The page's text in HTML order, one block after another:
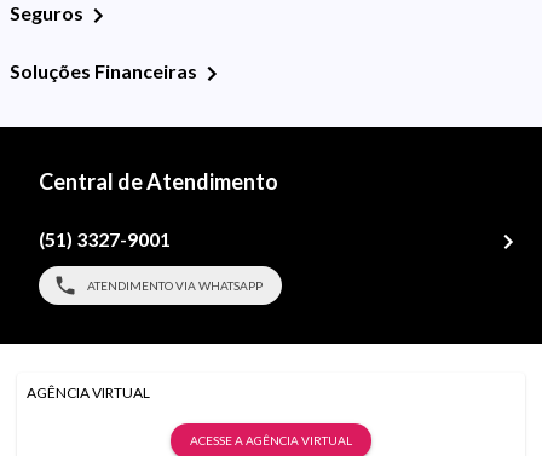
Seguros
Soluções Financeiras
Central de Atendimento
(51) 3327-9001
ATENDIMENTO VIA WHATSAPP
AGÊNCIA VIRTUAL
ACESSE A AGÊNCIA VIRTUAL